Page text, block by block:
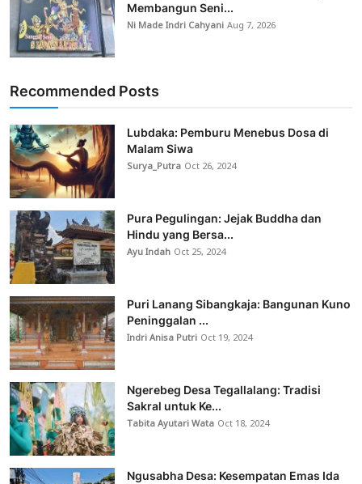
Membangun Seni...
Ni Made Indri CahyaniAug 7, 2026
Recommended Posts
Lubdaka: Pemburu Menebus Dosa di
Malam Siwa
Surya_Putra Oct 26, 2024
Pura Pegulingan: Jejak Buddha dan
Hindu yang Bersa...
Ayu Indah Oct 25, 2024
Puri Lanang Sibangkaja: Bangunan Kuno
Peninggalan ...
Indri Anisa Putri Oct 19, 2024
Ngerebeg Desa Tegallalang: Tradisi
Sakral untuk Ke...
Tabita Ayutari Wata Oct 18, 2024
Ngusabha Desa: Kesempatan Emas Ida